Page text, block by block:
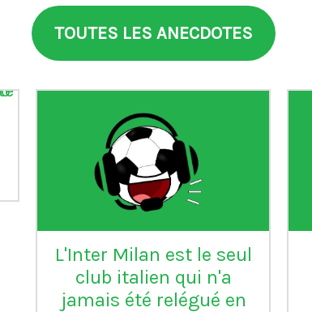
TOUTES LES ANECDOTES
L'Inter Milan est le seul
club italien qui n'a
jamais été relégué en